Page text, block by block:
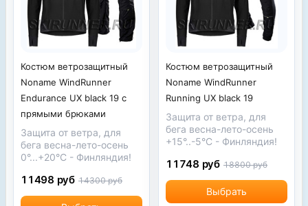
Костюм ветрозащитный
Noname WindRunner
Endurance UX black 19 с
прямыми брюками
Защита от ветра, для
бега весна-лето-осень
0°...+20°С - Финляндия!
11498 руб 14300 руб
Костюм ветрозащитный
Noname WindRunner
Running UX black 19
Защита от ветра, для
бега весна-лето-осень
+15°..-5°С - Финляндия!
Выбрать
11748 руб 18800 руб